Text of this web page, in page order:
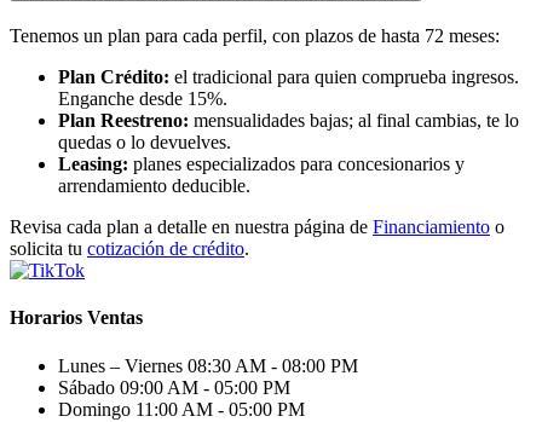
Tenemos un plan para cada perfil, con plazos de hasta 72 meses:
Plan Crédito: el tradicional para quien comprueba ingresos.
Enganche desde 15%.
Plan Reestreno: mensualidades bajas; al final cambias, te lo
quedas o lo devuelves.
Leasing: planes especializados para concesionarios y
arrendamiento deducible.
Revisa cada plan a detalle en nuestra página de Financiamiento o
solicita tu cotización de crédito.
Horarios Ventas
Lunes – Viernes 08:30 AM - 08:00 PM
Sábado 09:00 AM - 05:00 PM
Domingo 11:00 AM - 05:00 PM